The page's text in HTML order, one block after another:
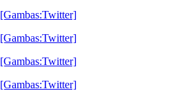
[Gambas:Twitter]
[Gambas:Twitter]
[Gambas:Twitter]
[Gambas:Twitter]